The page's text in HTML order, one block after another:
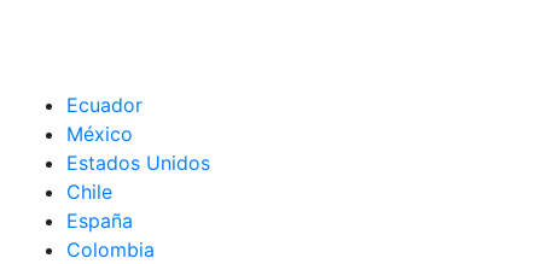
Ecuador
México
Estados Unidos
Chile
España
Colombia